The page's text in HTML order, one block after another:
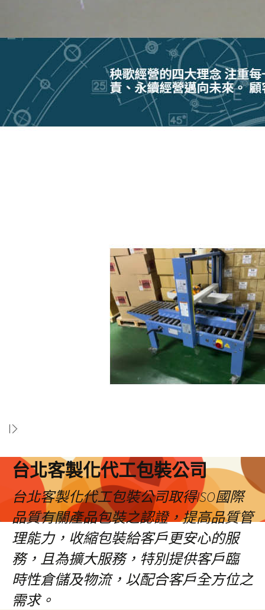
台北客製化代工包裝公司
台北客製化代工包裝公司取得ISO國際
品質有關產品包裝之認證，提高品質管
理能力，收縮包裝給客戶更安心的服
務，且為擴大服務，特別提供客戶臨
時性倉儲及物流，以配合客戶全方位之
需求。